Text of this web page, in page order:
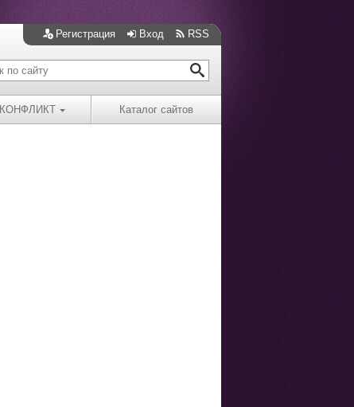
Регистрация Вход RSS
КОНФЛИКТ Каталог сайтов